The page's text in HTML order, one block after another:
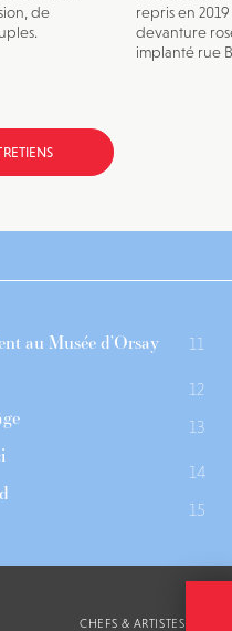
de
repris en
devanture
implanté rue
au Musée d’Orsay 11
12
13
14
15
CHEFS & ARTISTES